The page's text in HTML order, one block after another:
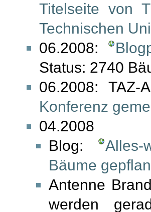
Titelseite von
Technischen
06.2008:
Status: 2740
06.2008: TAZ-
Konferenz
04.2008
Blog:
Alles-
Bäume
Antenne
werden